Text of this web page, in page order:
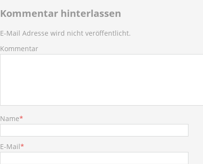
Kommentar hinterlassen
E-Mail Adresse wird nicht veröffentlicht.
Kommentar
Name*
E-Mail*